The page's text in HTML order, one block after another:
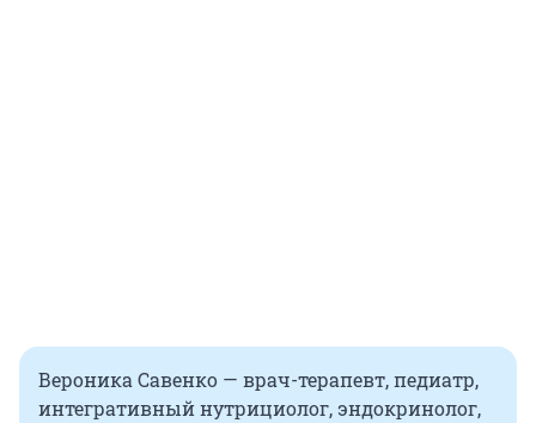
Вероника Савенко — врач-терапевт, педиатр,
интегративный нутрициолог, эндокринолог,